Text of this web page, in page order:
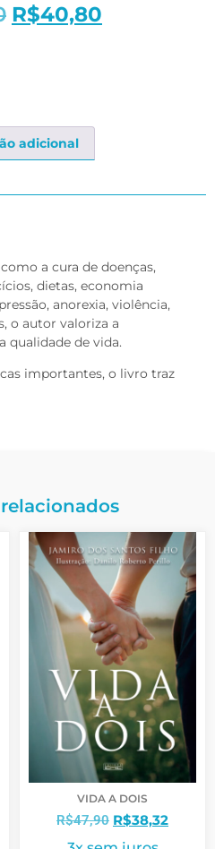
R$40,80
adicional
a cura de doenças,
dietas, economia
anorexia, violência,
o autor valoriza a
qualidade de vida.
importantes, o livro traz
VIDA A DOIS
R$47,90 R$38,32